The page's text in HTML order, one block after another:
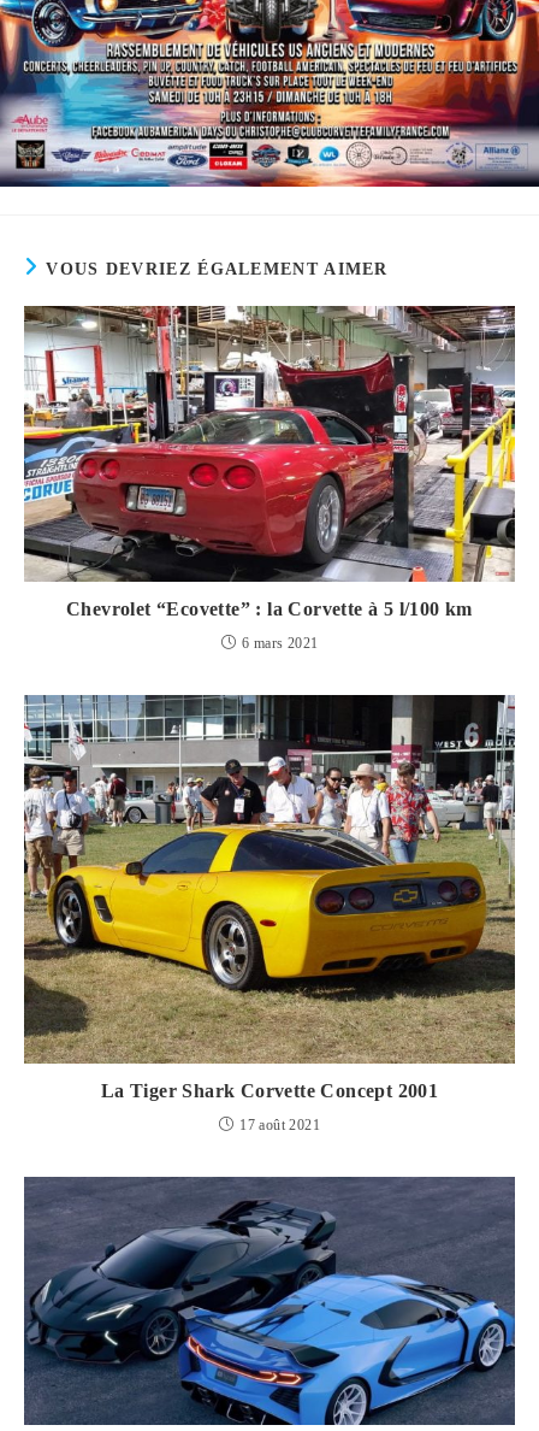
VOUS DEVRIEZ ÉGALEMENT AIMER
Chevrolet “Ecovette” : la Corvette à 5 l/100 km
6 mars 2021
La Tiger Shark Corvette Concept 2001
17 août 2021